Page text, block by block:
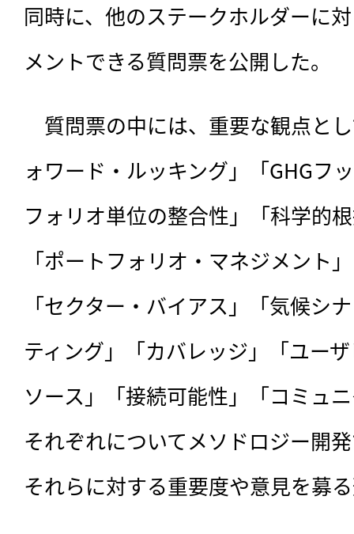
同時に、他のステークホルダーに
メントできる質問票を公開した。
質問票の中には、重要な観点と
ォワード・ルッキング」「GHGフ
フォリオ単位の整合性」「科学的
「ポートフォリオ・マネジメント
「セクター・バイアス」「気候シ
ティング」「カバレッジ」「ユー
ソース」「接続可能性」「コミュ
それぞれについてメソドロジー開
それらに対する重要度や意見を募